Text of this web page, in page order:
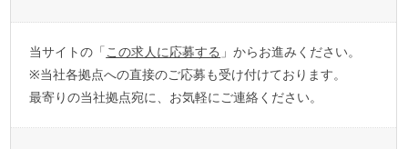
当サイトの「 この求人に応募する 」からお進みください。
※当社各拠点への直接のご応募も受け付けております。
最寄りの当社拠点宛に、お気軽にご連絡ください。